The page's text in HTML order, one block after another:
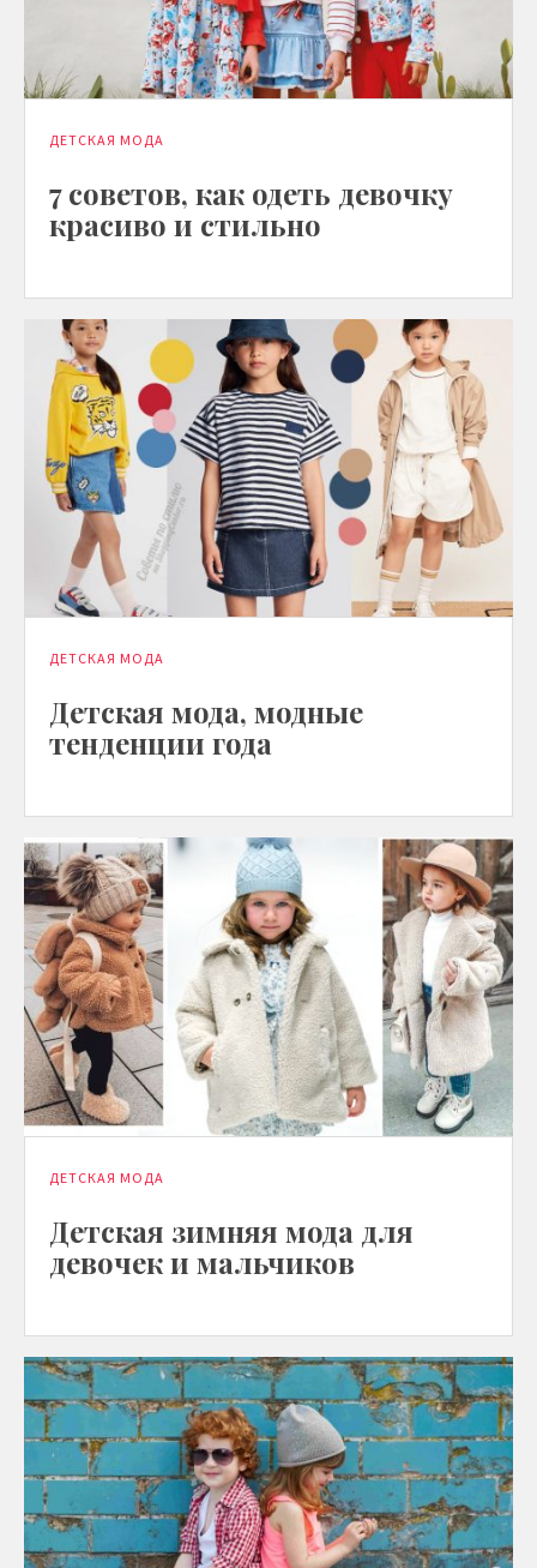
ДЕТСКАЯ МОДА
7 советов, как одеть девочку
красиво и стильно
ДЕТСКАЯ МОДА
Детская мода, модные
тенденции года
ДЕТСКАЯ МОДА
Детская зимняя мода для
девочек и мальчиков